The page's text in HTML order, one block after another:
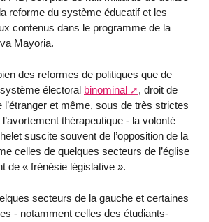
reforme du système éducatif et les
contenus dans le programme de la
Mayoria.
des reformes de politiques que de
électoral binominal
, droit de
l’étranger et même, sous de très strictes
thérapeutique - la volonté
suscite souvent de l’opposition de la
celles de quelques secteurs de l’église
de « frénésie législative ».
secteurs de la gauche et certaines
- notamment celles des étudiants-